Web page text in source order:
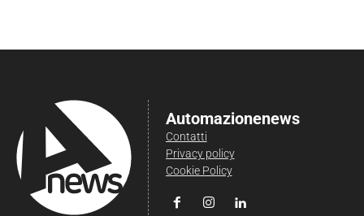
Automazionenews
Contatti
Privacy policy
Cookie Policy